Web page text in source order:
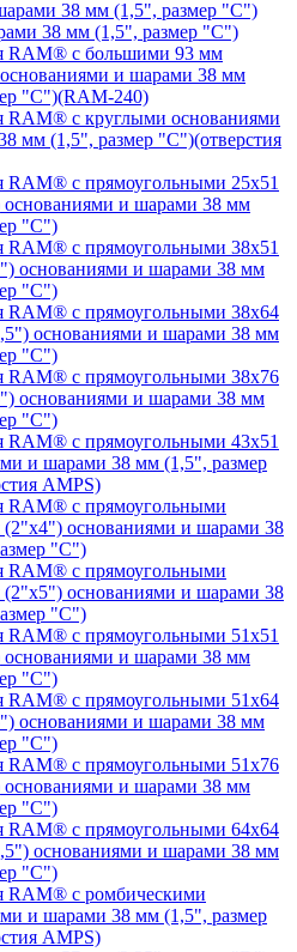
38 мм (1,5", размер "C")
RAM® с большими 93 мм
и шарами 38 мм
"C")(RAM-240)
RAM® с круглыми основаниями
мм (1,5", размер "C")(отверстия
RAM® с прямоугольными 25х51
и шарами 38 мм
"C")
RAM® с прямоугольными 38х51
основаниями и шарами 38 мм
"C")
RAM® с прямоугольными 38х64
основаниями и шарами 38 мм
"C")
RAM® с прямоугольными 38х76
основаниями и шарами 38 мм
"C")
RAM® с прямоугольными 43х51
и шарами 38 мм (1,5", размер
AMPS)
RAM® с прямоугольными
(2"х4") основаниями и шарами 38
"C")
RAM® с прямоугольными
(2"х5") основаниями и шарами 38
"C")
RAM® с прямоугольными 51х51
и шарами 38 мм
"C")
RAM® с прямоугольными 51х64
основаниями и шарами 38 мм
"C")
RAM® с прямоугольными 51х76
и шарами 38 мм
"C")
RAM® с прямоугольными 64х64
основаниями и шарами 38 мм
"C")
RAM® с ромбическими
и шарами 38 мм (1,5", размер
AMPS)